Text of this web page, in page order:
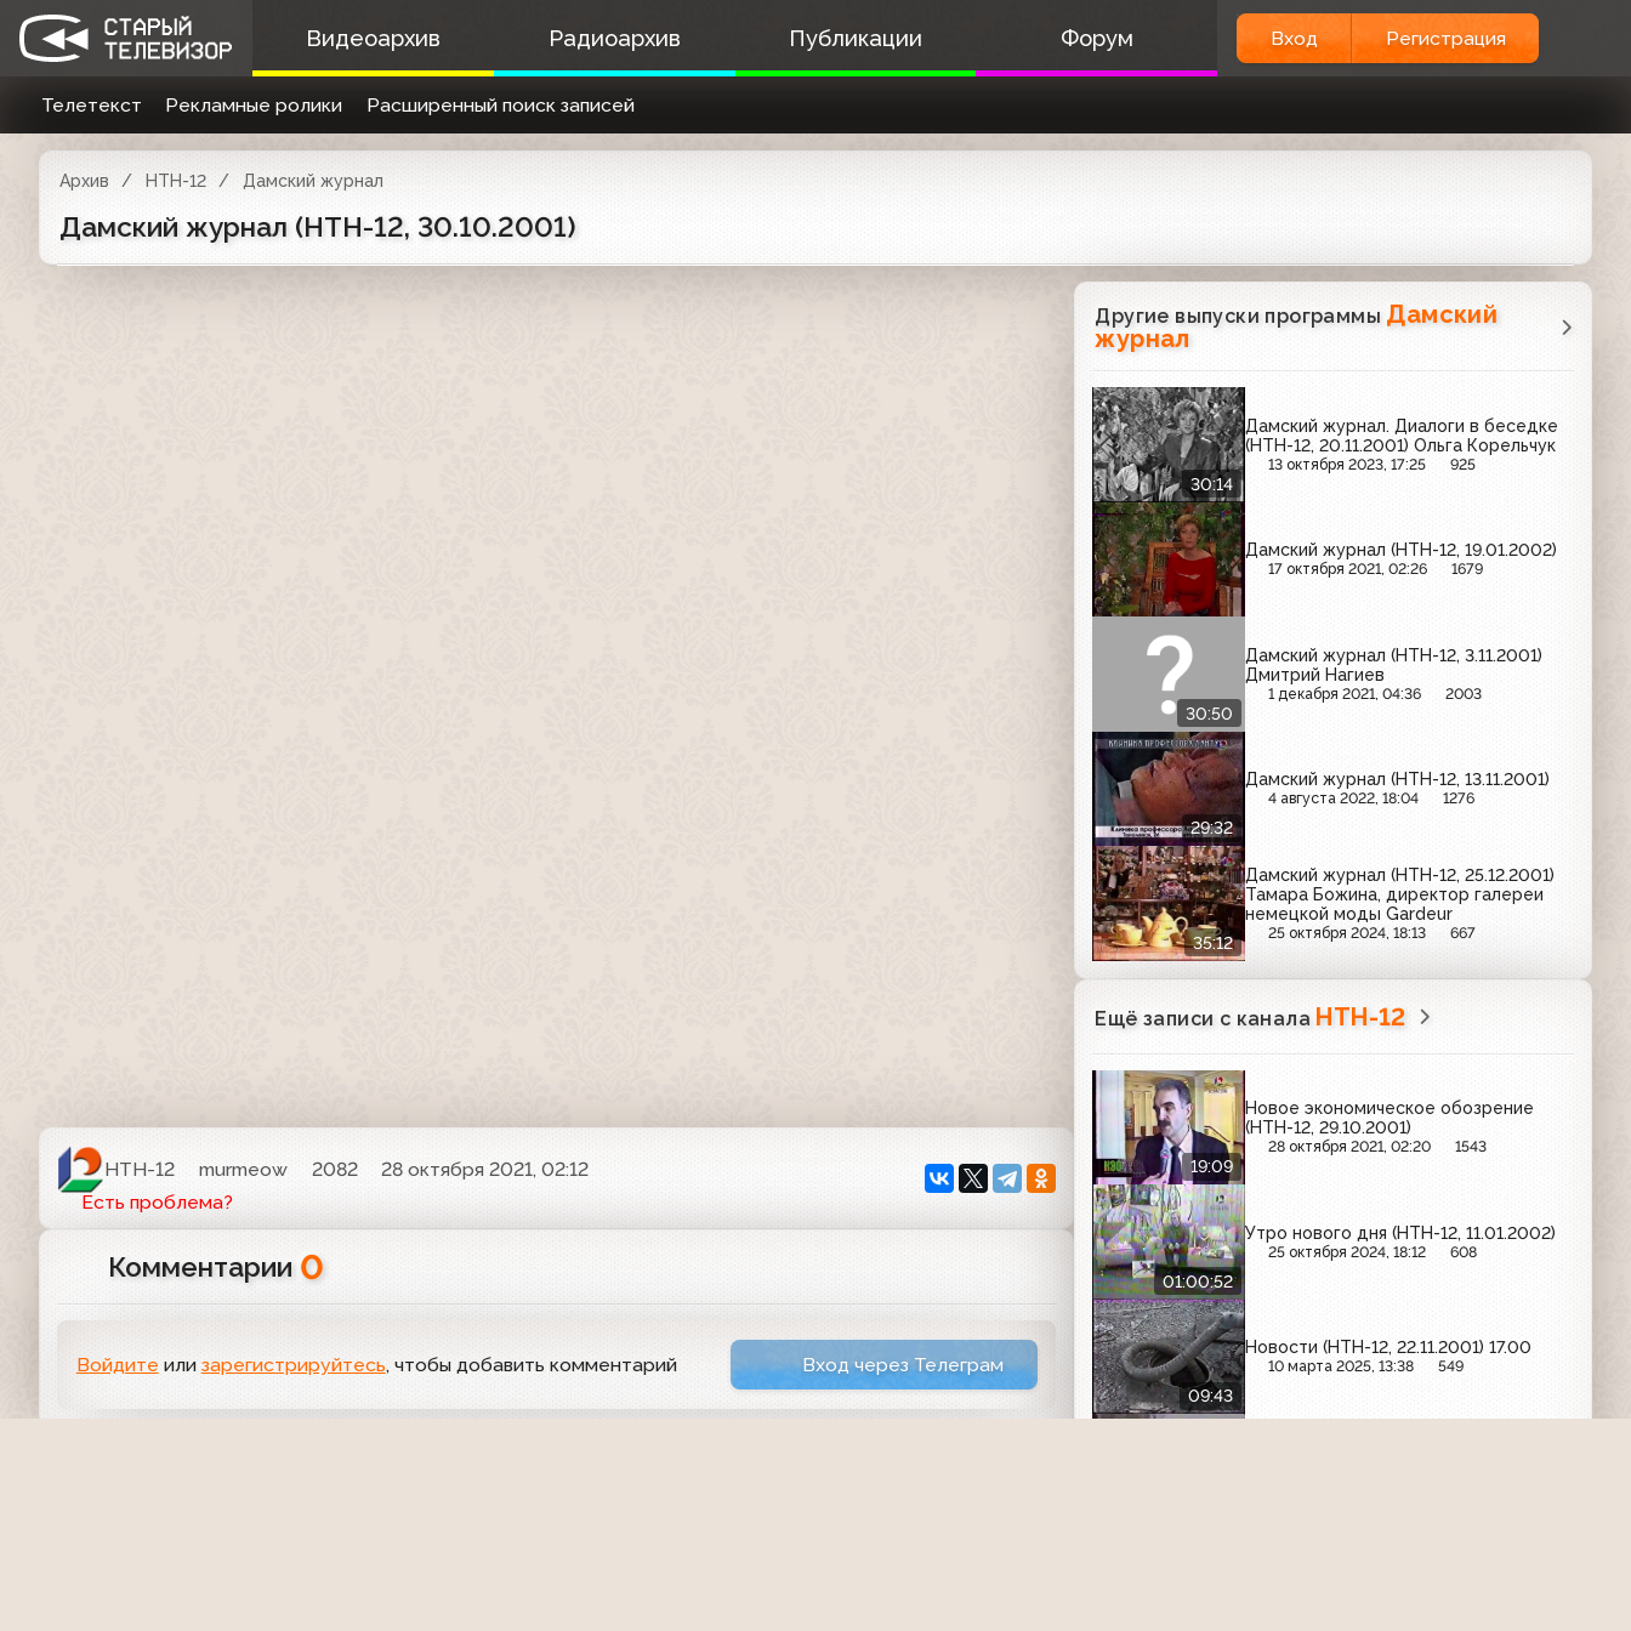
Видеоархив Радиоархив Публикации Форум Вход Регистрация
Телетекст Рекламные ролики Расширенный поиск записей
Архив НТН-12 Дамский журнал
Дамский журнал (НТН-12, 30.10.2001)
НТН-12 murmeow 2082
28 октября 2021, 02:12
Есть проблема?
Комментарии 0
Войдите или зарегистрируйтесь, чтобы добавить комментарий Вход через Телеграм
Другие выпуски программы Дамский
журнал
30:14
Дамский журнал. Диалоги в беседке
(НТН-12, 20.11.2001) Ольга Корельчук
13 октября 2023, 17:25 925
Дамский журнал (НТН-12, 19.01.2002)
17 октября 2021, 02:26 1679
30:50
Дамский журнал (НТН-12, 3.11.2001)
Дмитрий Нагиев
1 декабря 2021, 04:36 2003
29:32
Дамский журнал (НТН-12, 13.11.2001)
4 августа 2022, 18:04 1276
35:12
Дамский журнал (НТН-12, 25.12.2001)
Тамара Божина, директор галереи
немецкой моды Gardeur
25 октября 2024, 18:13 667
Ещё записи с канала НТН-12
19:09
Новое экономическое обозрение
(НТН-12, 29.10.2001)
28 октября 2021, 02:20 1543
01:00:52
Утро нового дня (НТН-12, 11.01.2002)
25 октября 2024, 18:12 608
09:43
Новости (НТН-12, 22.11.2001) 17.00
10 марта 2025, 13:38 549